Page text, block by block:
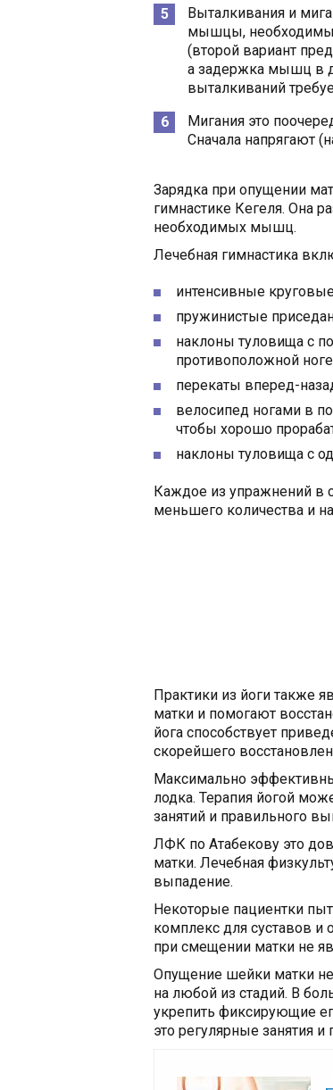
Выталкивания и
мышцы,
(второй вариант
а задержка мышц в
выталкиваний
Мигания это
Сначала напрягают
Зарядка при опущении
гимнастике Кегеля. Она
необходимых мышц.
Лечебная гимнастика
интенсивные
пружинистые
наклоны туловища с
противоположной
перекаты вперед-
велосипед ногами в
чтобы хорошо
наклоны туловища с
Каждое из упражнений в
меньшего количества и
Практики из йоги также
матки и помогают
йога способствует
скорейшего
Максимально
лодка. Терапия йогой
занятий и правильного
ЛФК по Атабекову это
матки. Лечебная
выпадение.
Некоторые пациентки
комплекс для суставов и
при смещении матки не
Опущение шейки матки
на любой из стадий. В
укрепить фиксирующие
это регулярные занятия